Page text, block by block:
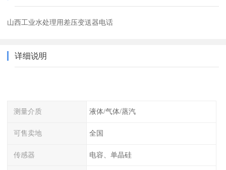
山西工业水处理用差压变送器电话
详细说明
测量介质 液体/气体/蒸汽
可售卖地 全国
传感器 电容、单晶硅